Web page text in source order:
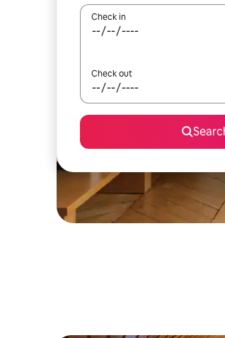
Check in
Check out